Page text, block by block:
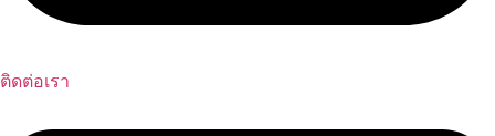
ติดต่อเรา